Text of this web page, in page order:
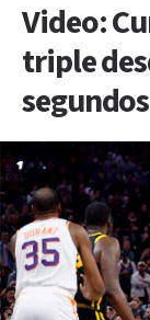
Video:
triple